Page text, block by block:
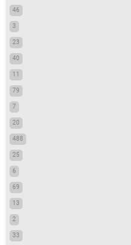
46
3
23
40
11
79
7
20
488
25
6
69
13
2
33